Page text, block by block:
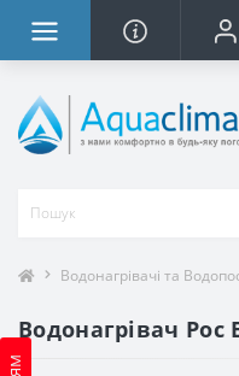
Водонагрівачі та
Водонагрівач Рос